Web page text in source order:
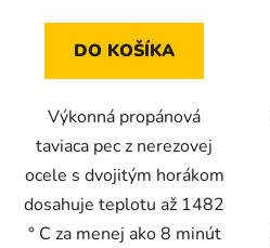
DO KOŠÍKA
Výkonná propánová
taviaca pec z nerezovej
ocele s dvojitým horákom
dosahuje teplotu až 1482
° C za menej ako 8 minút